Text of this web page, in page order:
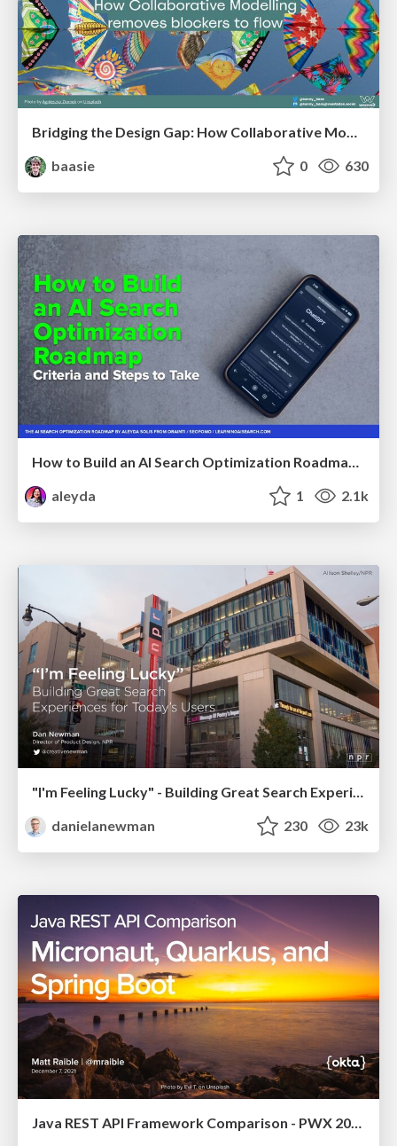
baasie
0 630
How to Build an AI Search Optimization Roadmap - Criteria and Steps to Take #SEOIRL
aleyda
1 2.1k
"I'm Feeling Lucky" - Building Great Search Experiences for Today's Users (#IAC19)
danielanewman
230 23k
Java REST API Framework Comparison - PWX 2021